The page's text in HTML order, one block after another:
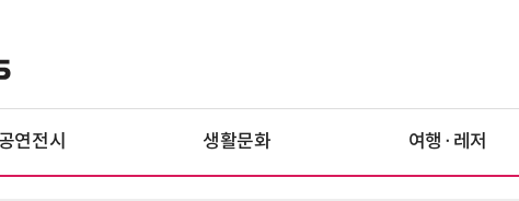
연전시 생활문화 여행·레저